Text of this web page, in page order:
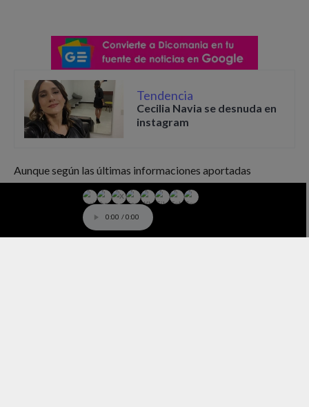
Tendencia
Cecilia Navia se desnuda en
instagram
Aunque según las últimas informaciones aportadas
por TMZ, Spears no está involucrada en dicha serie debido
a que, básicamente, no la han llamado para formar parte.